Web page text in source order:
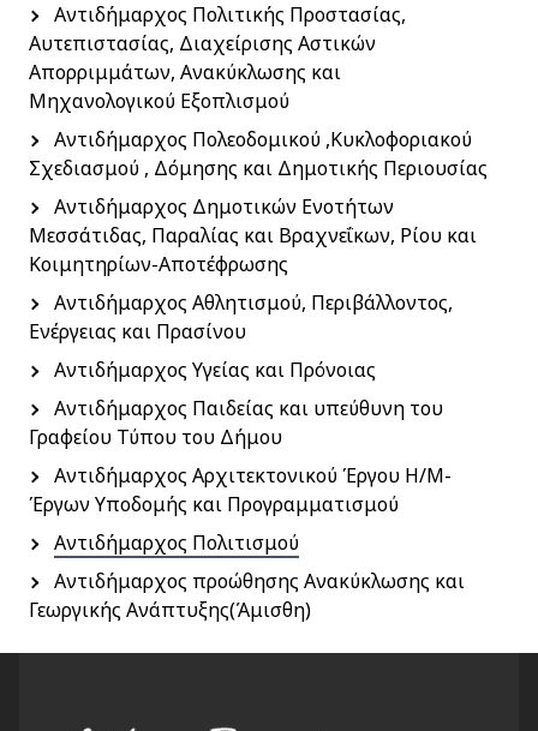
Αντιδήμαρχος Πολιτικής Προστασίας,
Αυτεπιστασίας, Διαχείρισης Αστικών
Απορριμμάτων, Ανακύκλωσης και
Μηχανολογικού Εξοπλισμού
Αντιδήμαρχος Πολεοδομικού ,Κυκλοφοριακού
Σχεδιασμού , Δόμησης και Δημοτικής Περιουσίας
Αντιδήμαρχος Δημοτικών Ενοτήτων
Μεσσάτιδας, Παραλίας και Βραχνεΐκων, Ρίου και
Κοιμητηρίων-Αποτέφρωσης
Αντιδήμαρχος Αθλητισμού, Περιβάλλοντος,
Ενέργειας και Πρασίνου
Αντιδήμαρχος Υγείας και Πρόνοιας
Αντιδήμαρχος Παιδείας και υπεύθυνη του
Γραφείου Τύπου του Δήμου
Αντιδήμαρχος Αρχιτεκτονικού Έργου Η/Μ-
Έργων Υποδομής και Προγραμματισμού
Αντιδήμαρχος Πολιτισμού
Αντιδήμαρχος προώθησης Ανακύκλωσης και
Γεωργικής Ανάπτυξης(Άμισθη)